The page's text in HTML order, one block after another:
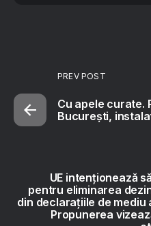
PREV POST
Cu apele curate.
București,
UE intenționează
pentru eliminarea
din declarațiile de mediu
Propunerea